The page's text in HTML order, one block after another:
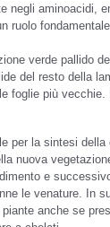
negli aminoacidi,
ruolo
verde pallido
del resto della
foglie più vecchie.
per la sintesi
nuova
e
le venature. In
anche se